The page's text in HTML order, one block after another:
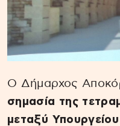
Ο Δήμαρχος
σημασία της
μεταξύ